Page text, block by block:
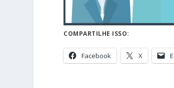
COMPARTILHE ISSO:
Facebook X